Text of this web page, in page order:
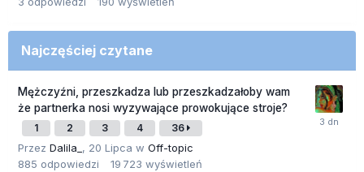
Najczęściej czytane
Mężczyźni, przeszkadza lub przeszkadzałoby wam
że partnerka nosi wyzywające prowokujące stroje?
1 2 3 4 36
Przez Dalila_ , 20 Lipca w Off-topic
885 odpowiedzi 19 723 wyświetleń